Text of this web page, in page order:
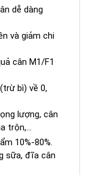
dễ dàng
và giảm chi
cân M1/F1
bì) về 0,
lượng, cân
trộn,…
10%-80%.
sữa, đĩa cân